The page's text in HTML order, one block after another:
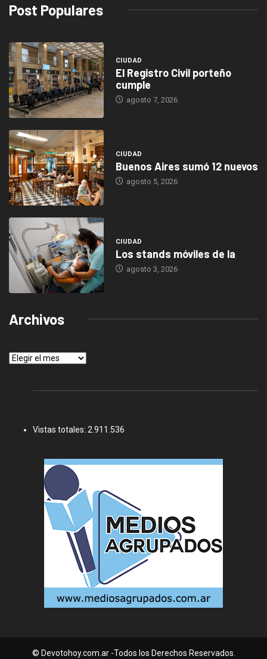
Post Populares
CIUDAD
El Registro Civil porteño
cumple
agosto 7, 2026
CIUDAD
Buenos Aires sumó 12 nuevos
agosto 5, 2026
CIUDAD
Los stands móviles de la
agosto 3, 2026
Archivos
Archivos
Vistas totales: 2.911.536
© Devotohoy.com.ar -Todos los Derechos Reservados.